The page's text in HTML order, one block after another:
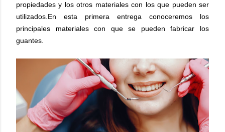
propiedades y los otros materiales con los que pueden ser
utilizados. En esta primera entrega conoceremos los
principales materiales con que se pueden fabricar los
guantes.